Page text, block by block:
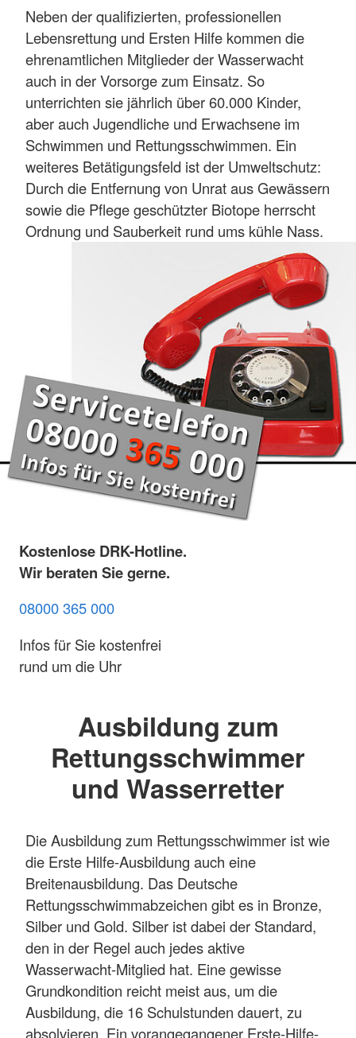
Neben der qualifizierten, professionellen
Lebensrettung und Ersten Hilfe kommen die
ehrenamtlichen Mitglieder der Wasserwacht
auch in der Vorsorge zum Einsatz. So
unterrichten sie jährlich über 60.000 Kinder,
aber auch Jugendliche und Erwachsene im
Schwimmen und Rettungsschwimmen. Ein
weiteres Betätigungsfeld ist der Umweltschutz:
Durch die Entfernung von Unrat aus Gewässern
sowie die Pflege geschützter Biotope herrscht
Ordnung und Sauberkeit rund ums kühle Nass.
Kostenlose DRK-Hotline.
Wir beraten Sie gerne.
08000 365 000
Infos für Sie kostenfrei
rund um die Uhr
Ausbildung zum
Rettungsschwimmer
und Wasserretter
Die Ausbildung zum Rettungsschwimmer ist wie
die Erste Hilfe-Ausbildung auch eine
Breitenausbildung. Das Deutsche
Rettungsschwimmabzeichen gibt es in Bronze,
Silber und Gold. Silber ist dabei der Standard,
den in der Regel auch jedes aktive
Wasserwacht-Mitglied hat. Eine gewisse
Grundkondition reicht meist aus, um die
Ausbildung, die 16 Schulstunden dauert, zu
absolvieren. Ein vorangegangener Erste-Hilfe-